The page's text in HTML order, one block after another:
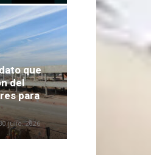
que
del
para
julio, 2026